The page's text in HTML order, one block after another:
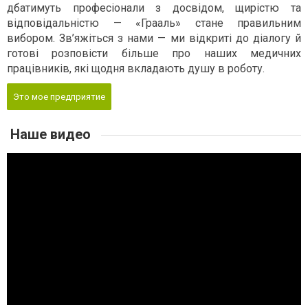
дбатимуть професіонали з досвідом, щирістю та
відповідальністю — «Грааль» стане правильним
вибором. Зв’яжіться з нами — ми відкриті до діалогу й
готові розповісти більше про наших медичних
працівників, які щодня вкладають душу в роботу.
Это мое предприятие
Наше видео